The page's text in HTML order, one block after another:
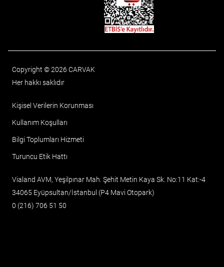
Copyright © 2026 CARVAK
Her hakkı saklıdır
Kişisel Verilerin Korunması
Kullanım Koşulları
Bilgi Toplumları Hizmeti
Turuncu Etik Hattı
Vialand AVM, Yeşilpınar Mah. Şehit Metin Kaya Sk. No:11 Kat:-4
34065 Eyüpsultan/İstanbul (P4 Mavi Otopark)
0 (216) 706 51 50